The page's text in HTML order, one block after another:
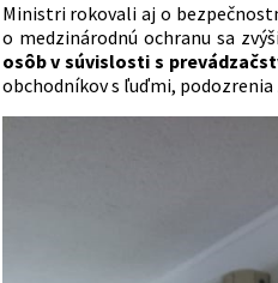
Ministri rokovali aj o
o medzinárodnú ochranu sa
osôb v súvislosti s
obchodníkov s ľuďmi,